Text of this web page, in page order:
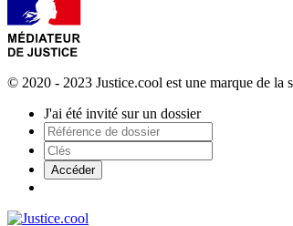
© 2020 - 2023 Justice.cool est une marque de la
J'ai été invité sur un dossier